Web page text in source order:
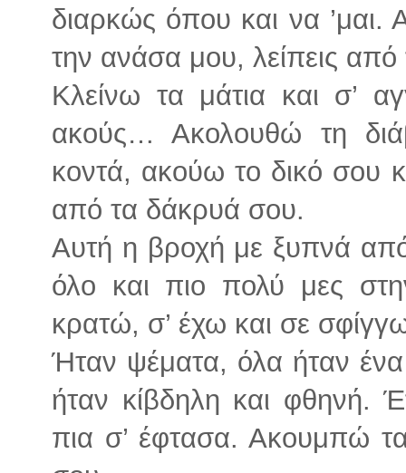
διαρκώς όπου και να
την ανάσα μου, λείπεις από
Κλείνω τα μάτια και σ’
ακούς… Ακολουθώ τη
κοντά, ακούω το δικό σου
από τα δάκρυά σου.
Αυτή η βροχή με ξυπνά
όλο και πιο πολύ μες
κρατώ, σ’ έχω και σε
Ήταν ψέματα, όλα ήταν
ήταν κίβδηλη και φθηνή.
πια σ’ έφτασα. Ακουμπώ